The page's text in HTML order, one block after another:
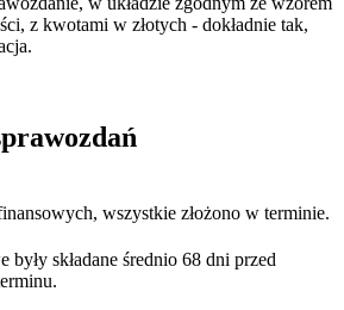
z kwotami w złotych - dokładnie tak,
wszystkie złożono w terminie.
były składane średnio 68 dni przed